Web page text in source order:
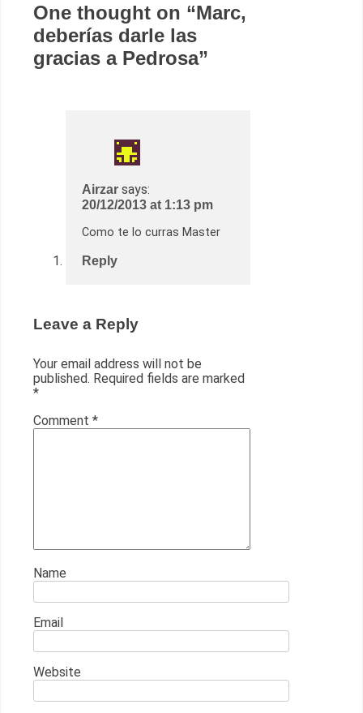
One thought on “Marc,
deberías darle las
gracias a Pedrosa”
Airzar says:
20/12/2013 at 1:13 pm
Como te lo curras Master
Reply
Leave a Reply
Your email address will not be
published. Required fields are marked
*
Comment *
Name
Email
Website